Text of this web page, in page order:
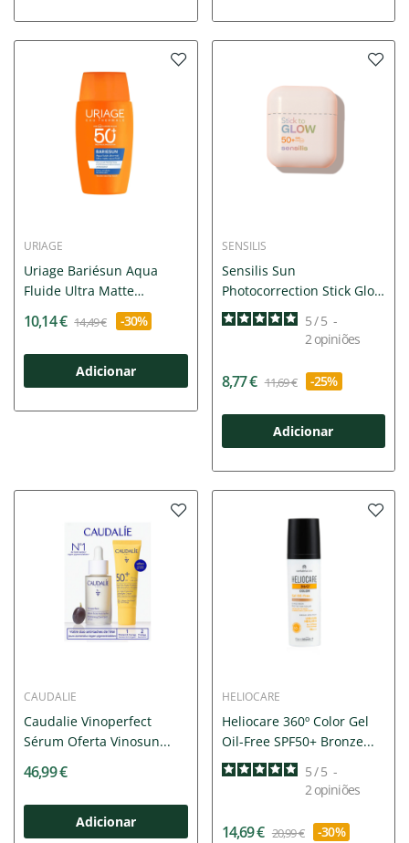
URIAGE
Uriage Bariésun Aqua
Fluide Ultra Matte
10,14 € 14,49 € -30%
Adicionar
SENSILIS
Sensilis Sun
Photocorrection Stick Glow
SPF50+ 10g
5/ 5 -
2opiniões
8,77 € 11,69 € -25%
Adicionar
CAUDALIE
Caudalie Vinoperfect
Sérum Oferta Vinosun...
46,99 €
Adicionar
HELIOCARE
Heliocare 360º Color Gel
Oil-Free SPF50+ Bronze...
5/ 5 -
2 opiniões
14,69 € 20,99 € -30%